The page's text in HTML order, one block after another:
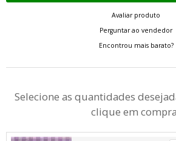
Avaliar produto
Perguntar ao vendedor
Encontrou mais barato?
Selecione as quantidades
clique em